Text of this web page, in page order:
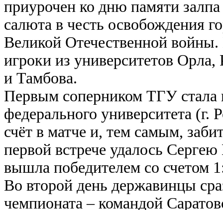
приурочен ко дню памяти залпа
салюта в честь освобождения
Великой Отечественной войны.
игроки из университетов
и Тамбова.
Первым соперником ТГУ
федерального университета
счёт в матче и, тем самым,
первой встрече удалось
вышла победителем со счетом
Во второй день державинцы
чемпионата – командой